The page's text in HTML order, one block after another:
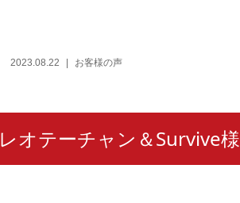
2023.08.22 お客様の声
レオテーチャン＆Survive様